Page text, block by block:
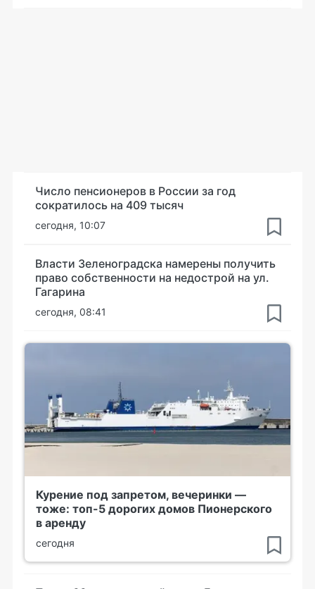
Число пенсионеров в России за год
сократилось на 409 тысяч
сегодня, 10:07
Власти Зеленоградска намерены получить
право собственности на недострой на ул.
Гагарина
сегодня, 08:41
Курение под запретом, вечеринки —
тоже: топ-5 дорогих домов Пионерского
в аренду
сегодня